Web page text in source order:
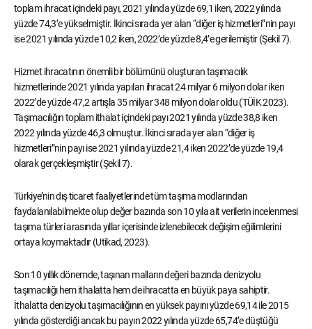
toplam ihracat içindeki payı, 2021 yılında yüzde 69,1 iken, 2022 yılında
yüzde 74,3’e yükselmiştir. İkinci sırada yer alan “diğer iş hizmetleri”nin payı
ise 2021 yılında yüzde 10,2 iken, 2022’de yüzde 8,4’e gerilemiştir (Şekil 7).
Hizmet ihracatının önemli bir bölümünü oluşturan taşımacılık
hizmetlerinde 2021 yılında yapılan ihracat 24 milyar 6 milyon dolar iken
2022’de yüzde 47,2 artışla 35 milyar 348 milyon dolar oldu (TÜİK 2023).
Taşımacılığın toplam ithalat içindeki payı 2021 yılında yüzde 38,8 iken
2022 yılında yüzde 46,3 olmuştur. İkinci sırada yer alan “diğer iş
hizmetleri”nin payı ise 2021 yılında yüzde 21,4 iken 2022’de yüzde 19,4
olarak gerçekleşmiştir (Şekil 7).
Türkiye’nin dış ticaret faaliyetlerinde tüm taşıma modlarından
faydalanılabilmekte olup değer bazında son 10 yıla ait verilerin incelenmesi
taşıma türleri arasında yıllar içerisinde izlenebilecek değişim eğilimlerini
ortaya koymaktadır (Utikad, 2023).
Son 10 yıllık dönemde, taşınan malların değeri bazında denizyolu
taşımacılığı hem ithalatta hem de ihracatta en büyük paya sahiptir.
İthalatta denizyolu taşımacılığının en yüksek payını yüzde 69,14 ile 2015
yılında gösterdiği ancak bu payın 2022 yılında yüzde 65,74’e düştüğü